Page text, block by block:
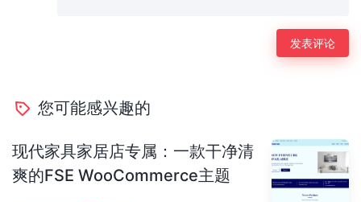
您可能感兴趣的
现代家具家居店专属：一款干净清
爽的FSE WooCommerce主题